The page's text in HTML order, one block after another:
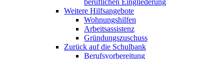
Weitere Hilfsangebote
Wohnungshilfen
Arbeitsassistenz
Gründungszuschuss
Zurück auf die Schulbank
Berufsvorbereitung